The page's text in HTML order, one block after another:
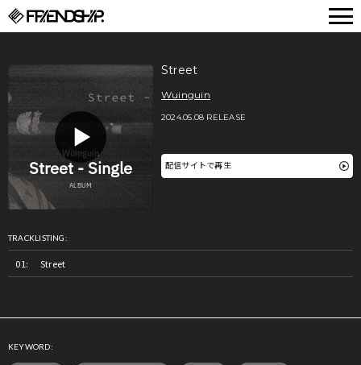
Street
Wuinguin
2024.05.08 RELEASE
配信サイトで再生
TRACKLISTING:
Street
KEYWORD: